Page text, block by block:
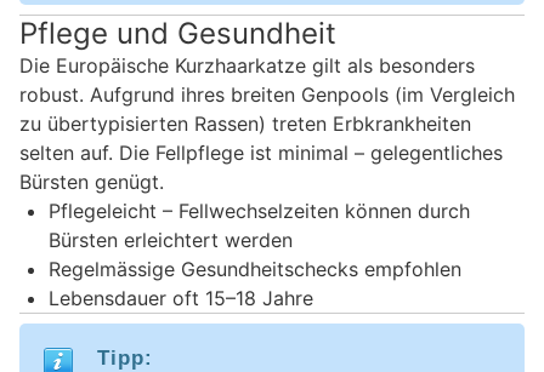
Pflege und Gesundheit
Die Europäische Kurzhaarkatze gilt als besonders
robust. Aufgrund ihres breiten Genpools (im Vergleich
zu übertypisierten Rassen) treten Erbkrankheiten
selten auf. Die Fellpflege ist minimal – gelegentliches
Bürsten genügt.
Pflegeleicht – Fellwechselzeiten können durch
Bürsten erleichtert werden
Regelmässige Gesundheitschecks empfohlen
Lebensdauer oft 15–18 Jahre
Tipp: